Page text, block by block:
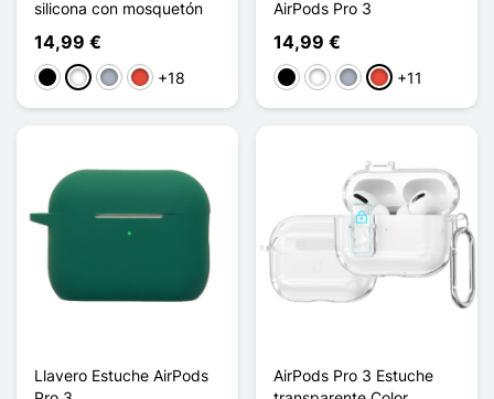
silicona con mosquetón
14,99 €
NegroBlanco
Gris Rojo+18
AirPods Pro 3
14,99 €
NegroBlanco
Gris Rojo+11
Llavero Estuche AirPods
AirPods Pro 3 Estuche